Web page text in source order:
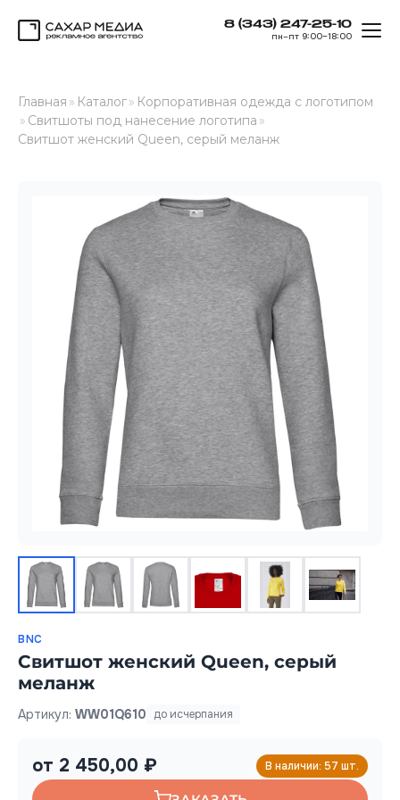
8 (343) 247-25-10
пн–пт 9:00–18:00
Главная » Каталог» Корпоративная одежда с логотипом
» Свитшоты под нанесение логотипа »
Свитшот женский Queen, серый меланж
BNC
Свитшот женский Queen, серый
меланж
Артикул: WW01Q610 до исчерпания
от 2 450,00 ₽ В наличии: 57 шт.